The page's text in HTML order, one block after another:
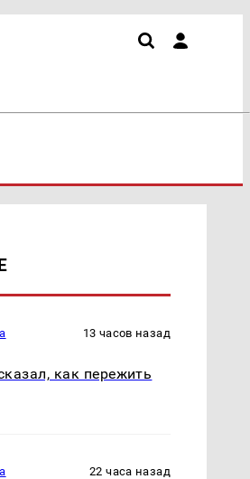
13 часов назад
как пережить
22 часа назад